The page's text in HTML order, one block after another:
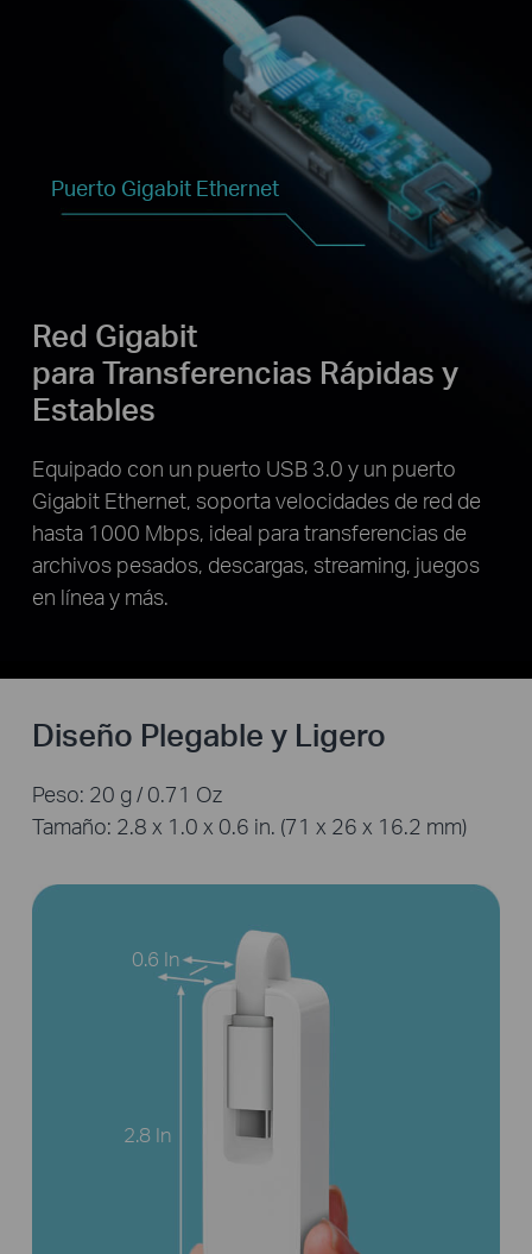
Red Gigabit
para Transferencias Rápidas y
Estables
Equipado con un puerto USB 3.0 y un puerto
Gigabit Ethernet, soporta velocidades de red de
hasta 1000 Mbps, ideal para transferencias de
archivos pesados, descargas, streaming, juegos
en línea y más.
Puerto Gigabit Ethernet
Diseño Plegable y Ligero
Peso: 20 g / 0.71 Oz
Tamaño: 2.8 x 1.0 x 0.6 in. (71 x 26 x 16.2 mm)
0.6 In
2.8 In